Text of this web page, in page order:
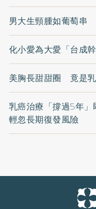
男大生頸腫如葡萄串
化小愛為大愛「台成
美胸長甜甜圈 竟是
乳癌治療「撐過5年
輕忽長期復發風險